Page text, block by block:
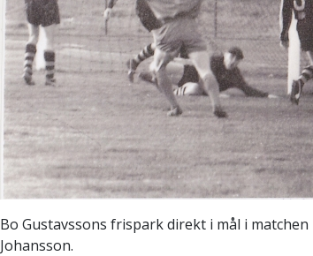
Bo Gustavssons frispark direkt i mål i
Johansson.